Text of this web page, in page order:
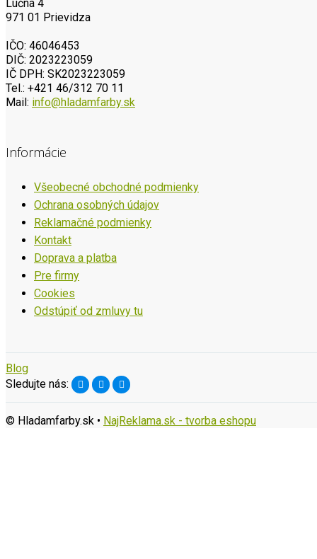
Lúčna 4
971 01 Prievidza
IČO: 46046453
DIČ: 2023223059
IČ DPH: SK2023223059
Tel.: +421 46/312 70 11
Mail: info@hladamfarby.sk
Informácie
Všeobecné obchodné podmienky
Ochrana osobných údajov
Reklamačné podmienky
Kontakt
Doprava a platba
Pre firmy
Cookies
Odstúpiť od zmluvy tu
Blog
Sledujte nás:
© Hladamfarby.sk • NajReklama.sk - tvorba eshopu